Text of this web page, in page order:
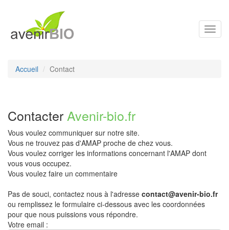
Accueil Contact
Contacter Avenir-bio.fr
Vous voulez communiquer sur notre site.
Vous ne trouvez pas d'AMAP proche de chez vous.
Vous voulez corriger les informations concernant l'AMAP dont
vous vous occupez.
Vous voulez faire un commentaire
Pas de souci, contactez nous à l'adresse contact@avenir-bio.fr
ou remplissez le formulaire ci-dessous avec les coordonnées
pour que nous puissions vous répondre.
Votre email :